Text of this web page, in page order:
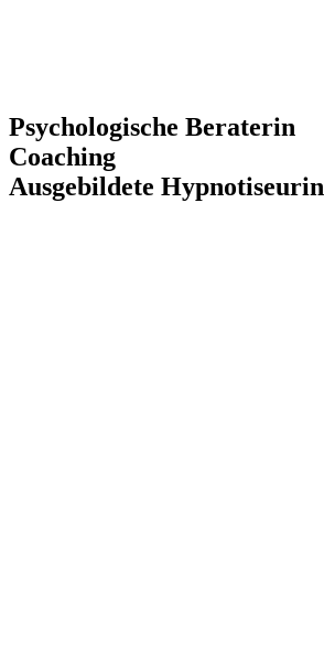
Psychologische ​​Beraterin
Coaching
Ausgebildete​ ​Hypnotiseurin